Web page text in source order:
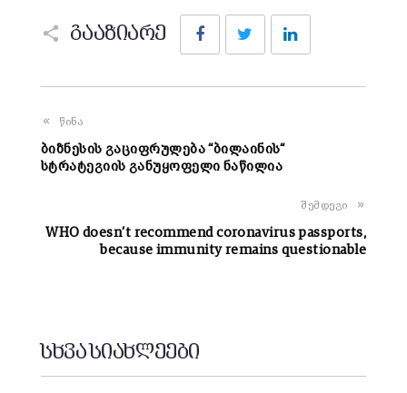
გააზიარე
FacebookTwitter
წინა
ბიზნესის გაციფრულება “ბილაინის“
სტრატეგიის განუყოფელი ნაწილია
შემდეგი
WHO doesn’t recommend coronavirus passports,
because immunity remains questionable
სხვა სიახლეები